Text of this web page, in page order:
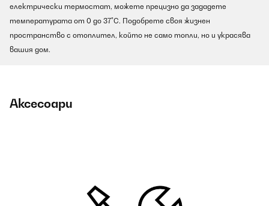
електрически термостат, можете прецизно да зададете
температурата от 0 до 37°C. Подобрете своя жизнен
пространство с отоплител, който не само топли, но и украсява
вашия дом.
Аксесоари